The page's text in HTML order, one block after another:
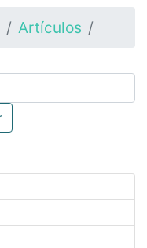
Artículos